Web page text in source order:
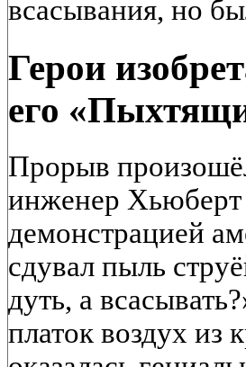
всасывания, но
Герои
его
Прорыв
инженер Хьюберт
демонстрацией
сдувал пыль
дуть, а
платок воздух из